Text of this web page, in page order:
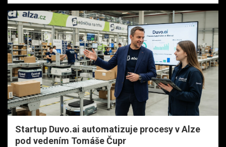
Startup Duvo.ai automatizuje procesy v Alze
pod vedením Tomáše Čupr